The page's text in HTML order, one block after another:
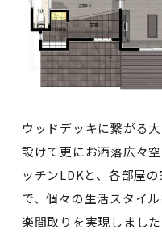
ウッドデッキに繋がる
設けて更にお洒落広々
ッチンLDKと、各部屋
で、個々の生活スタイ
楽間取りを実現しました